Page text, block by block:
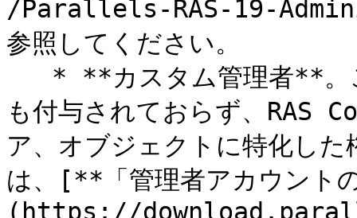
/Parallels-RAS-19-
参照してください。
も付与されておらず、RAS
ア、オブジェクトに特化し
は、[**「管理者アカウント
(https://